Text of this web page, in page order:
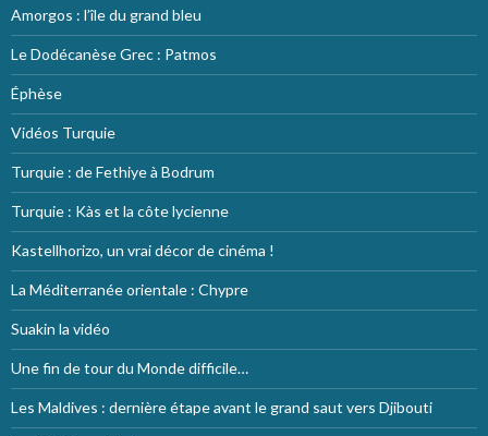
Amorgos : l’île du grand bleu
Le Dodécanèse Grec : Patmos
Éphèse
Vidéos Turquie
Turquie : de Fethiye à Bodrum
Turquie : Kàs et la côte lycienne
Kastellhorizo, un vrai décor de cinéma !
La Méditerranée orientale : Chypre
Suakin la vidéo
Une fin de tour du Monde difficile…
Les Maldives : dernière étape avant le grand saut vers Djibouti